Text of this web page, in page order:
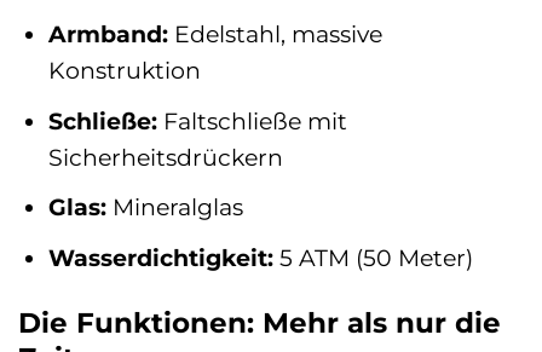
Armband:Edelstahl, massive
Konstruktion
Schließe:Faltschließe mit
Sicherheitsdrückern
Glas:Mineralglas
Wasserdichtigkeit:5 ATM (50 Meter)
Die Funktionen: Mehr als nur die